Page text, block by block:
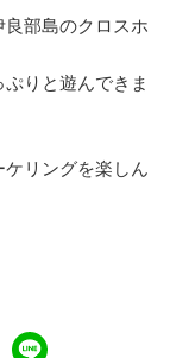
部島のクロスホ
りと遊んできま
リングを楽しん